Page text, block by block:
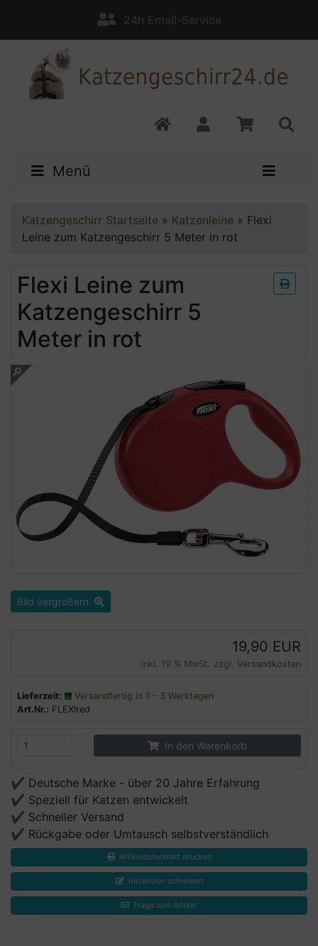
24h Email-Service
Menü
Katzengeschirr Startseite » Katzenleine » Flexi
Leine zum Katzengeschirr 5 Meter in rot
Flexi Leine zum
Katzengeschirr 5
Meter in rot
Bild vergrößern
19,90 EUR
inkl. 19 % MwSt. zzgl. Versandkosten
Lieferzeit:
Versandfertig in 1 - 3 Werktagen
Art.Nr.: FLEXIred
In den Warenkorb
✔ Deutsche Marke - über 20 Jahre Erfahrung
✔ Speziell für Katzen entwickelt
✔ Schneller Versand
✔ Rückgabe oder Umtausch selbstverständlich
Artikeldatenblatt drucken
Rezension schreiben
Frage zum Artikel